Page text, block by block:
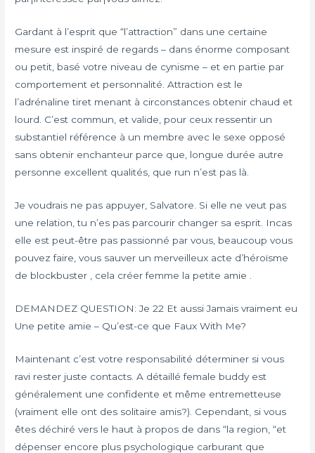
Gardant à l’esprit que “l’attraction” dans une certaine
mesure est inspiré de regards – dans énorme composant
ou petit, basé votre niveau de cynisme – et en partie par
comportement et personnalité. Attraction est le
l’adrénaline tiret menant à circonstances obtenir chaud et
lourd. C’est commun, et valide, pour ceux ressentir un
substantiel référence à un membre avec le sexe opposé
sans obtenir enchanteur parce que, longue durée autre
personne excellent qualités, que run n’est pas là.
Je voudrais ne pas appuyer, Salvatore. Si elle ne veut pas
une relation, tu n’es pas parcourir changer sa esprit. Incas
elle est peut-être pas passionné par vous, beaucoup vous
pouvez faire, vous sauver un merveilleux acte d’héroïsme
de blockbuster , cela créer femme la petite amie .
DEMANDEZ QUESTION: Je 22 Et aussi Jamais vraiment eu
Une petite amie – Qu’est-ce que Faux With Me?
Maintenant c’est votre responsabilité déterminer si vous
ravi rester juste contacts. A détaillé female buddy est
généralement une confidente et même entremetteuse
(vraiment elle ont des solitaire amis?). Cependant, si vous
êtes déchiré vers le haut à propos de dans “la region, “et
dépenser encore plus psychologique carburant que